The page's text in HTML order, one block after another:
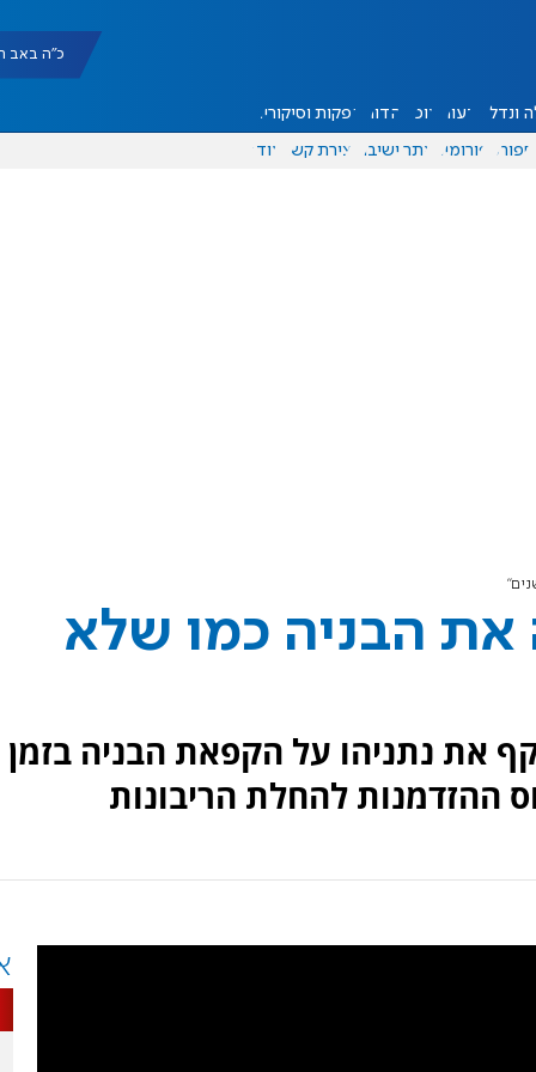
כ"ה באב תשפ"ו
ונדל"ן דעות אוכל יהדות הפקות וסיקורים
ספורט פורומים אתר ישיבה יצירת קשר עוד
הבניה כמו שלא
את נתניהו על הקפאת הבניה בזמן
ההזדמנות להחלת הריבונות